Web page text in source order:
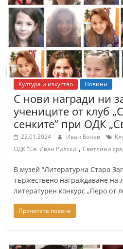
т
К
а
з
а
н
л
ъ
к
и
о
л
а
т
Култура и изкуство Новини
С нови награди ни
учениците от клуб
сенките” при ОДК
22.01.2024 Иван Бонев
ОДК "Св. Иван Рилски",Светлини
В музей “Литературна Стара
тържествено награждаване на
литературен конкурс „Перо от
Прочетете повече